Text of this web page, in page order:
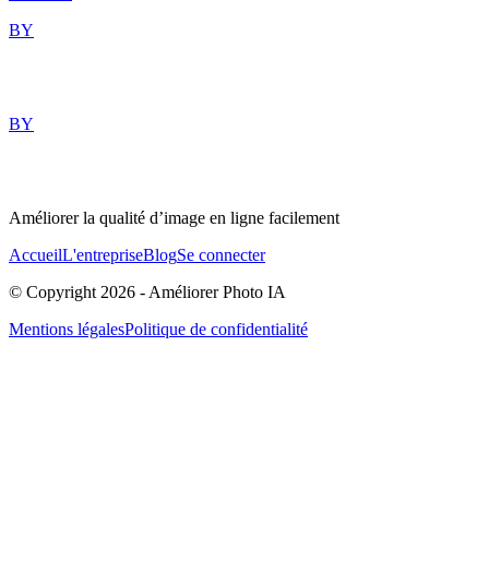
BY
BY
Améliorer la qualité d’image en ligne facilement
AccueilL'entrepriseBlogSe connecter
© Copyright 2026 - Améliorer Photo IA
Mentions légalesPolitique de confidentialité